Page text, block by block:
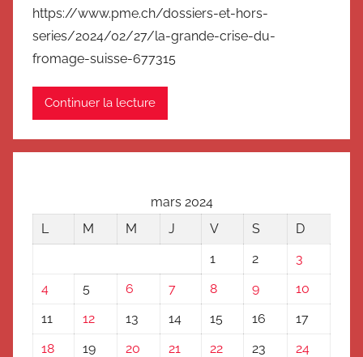
https://www.pme.ch/dossiers-et-hors-
series/2024/02/27/la-grande-crise-du-
fromage-suisse-677315
Continuer la lecture
mars 2024
L
M M J V S
D
1
2
3
4
5 6 7 8 9
10
11
12 13 14 15 16
17
18
19 20 21 22 23
24